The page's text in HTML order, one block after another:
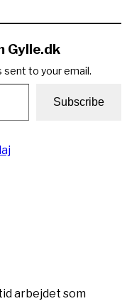
Gylle.dk
to your email.
Subscribe
arbejdet som